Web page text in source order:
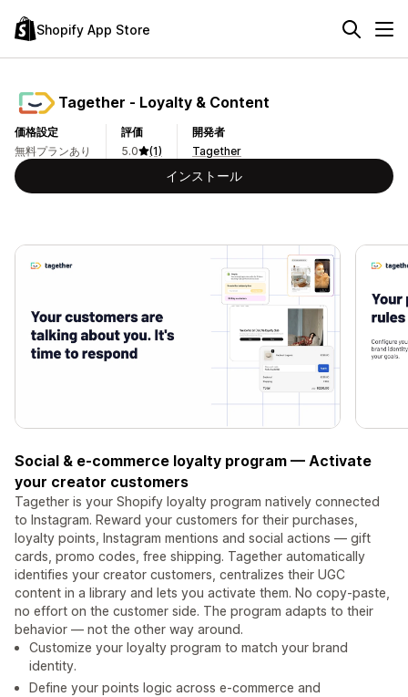
Shopify App Store
Tagether ‑ Loyalty & Content
価格設定
無料プランあり
評価
5.0
(1)
開発者
Tagether
インストール
Social & e-commerce loyalty program — Activate
your creator customers
Tagether is your Shopify loyalty program natively connected
to Instagram. Reward your customers for their purchases,
loyalty points, Instagram mentions and social actions — gift
cards, promo codes, free shipping. Tagether automatically
identifies your creator customers, centralizes their UGC
content in a library and lets you activate them. No copy-paste,
no effort on the customer side. The program adapts to their
behavior — not the other way around.
Customize your loyalty program to match your brand
identity.
Define your points logic across e-commerce and